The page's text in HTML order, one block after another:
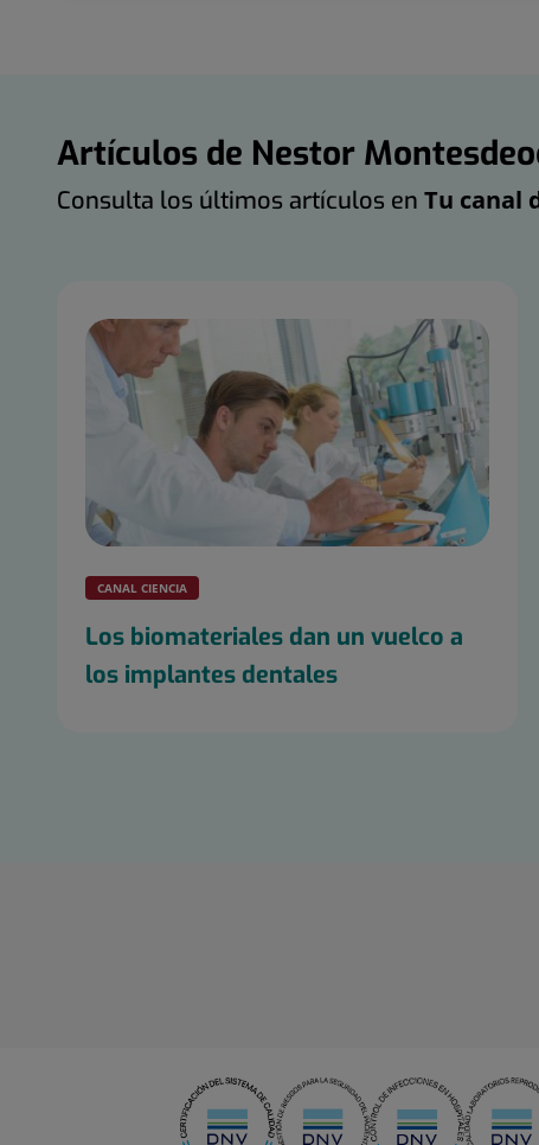
Artículos de Nestor
Consulta los últimos artículos en Tu canal
CANAL CIENCIA
Los biomateriales dan un vuelco a
los implantes dentales